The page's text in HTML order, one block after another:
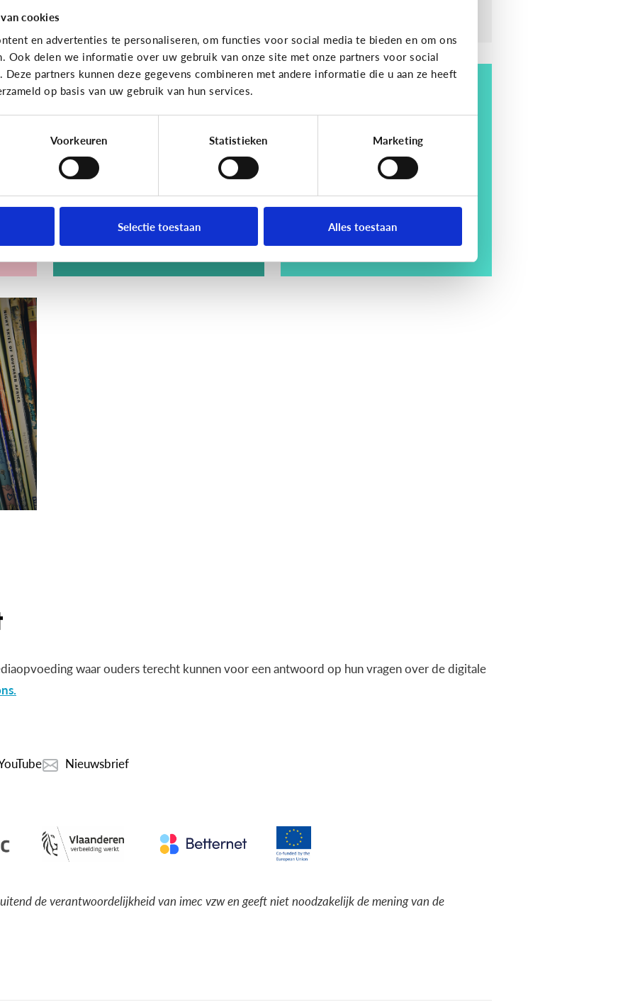
cookies
en advertenties te personaliseren, om functies voor social media te bieden en om ons
Ook delen we informatie over uw gebruik van onze site met onze partners voor social
Deze partners kunnen deze gegevens combineren met andere informatie die u aan ze heeft
op basis van uw gebruik van hun services.
Voorkeuren Statistieken Marketing
Selectie toestaan Alles toestaan
Lezen
Wat is digitaal
voorlezen?
Hoe werkt het?
Lezen
voorlezen
Ontdek ze hier
waar ouders terecht kunnen voor een antwoord op hun vragen over de digitale
Nieuwsbrief
de verantwoordelijkheid van imec vzw en geeft niet noodzakelijk de mening van de